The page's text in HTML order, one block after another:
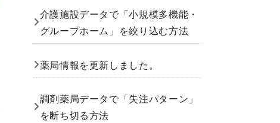
介護施設データで「小規模多機能・
グループホーム」を絞り込む方法
薬局情報を更新しました。
調剤薬局データで「失注パターン」
を断ち切る方法